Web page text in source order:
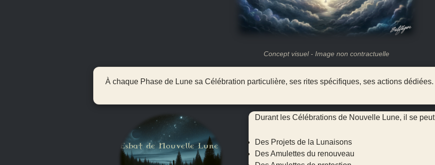
Concept visuel - Image non contractuelle
À chaque Phase de Lune sa Célébration particulière, ses rites spécifiques, ses actions
Durant les Célébrations de Nouvelle Lune, il se
Des Projets de la Lunaisons
Des Amulettes du renouveau